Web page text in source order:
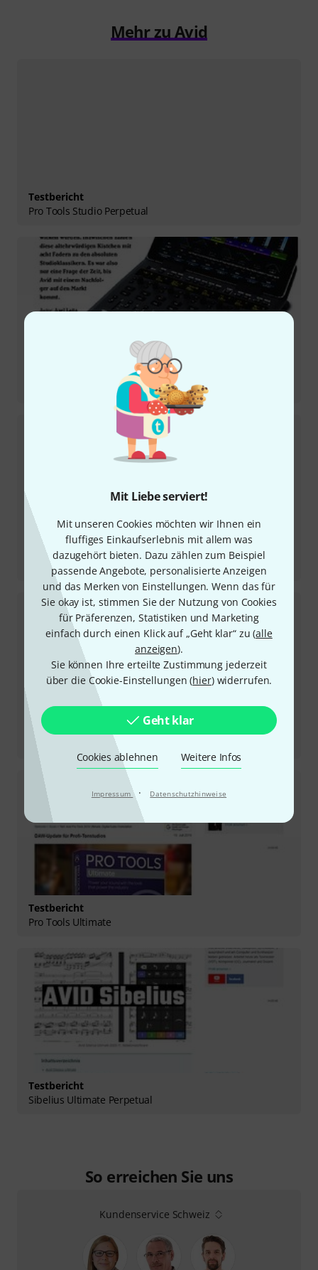
Mit Liebe serviert!
Mit unseren Cookies möchten wir Ihnen ein
fluffiges Einkaufserlebnis mit allem was
dazugehört bieten. Dazu zählen zum Beispiel
passende Angebote, personalisierte Anzeigen
und das Merken von Einstellungen. Wenn das für
Sie okay ist, stimmen Sie der Nutzung von Cookies
für Präferenzen, Statistiken und Marketing
einfach durch einen Klick auf „Geht klar“ zu (alle
anzeigen).
Sie können Ihre erteilte Zustimmung jederzeit
über die Cookie-Einstellungen (hier) widerrufen.
Geht klar
Cookies ablehnen Weitere Infos
Impressum · Datenschutzhinweise
Mehr zu Avid
Testbericht
Pro Tools Studio Perpetual
Testbericht
Testbericht
Testbericht
Pro Tools Ultimate
Testbericht
Sibelius Ultimate Perpetual
So erreichen Sie uns
Kundenservice Schweiz